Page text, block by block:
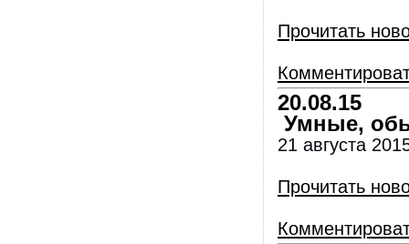
Прочитать
20.08.15
Умные,
21 августа
Прочитать